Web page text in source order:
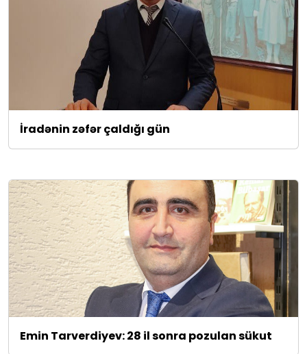
İradənin zəfər çaldığı gün
Emin Tarverdiyev: 28 il sonra pozulan sükut